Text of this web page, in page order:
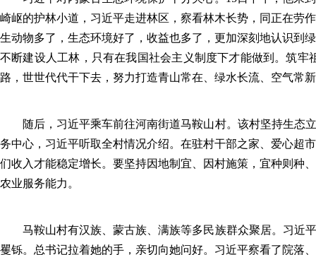
崎岖的护林小道，习近平走进林区，察看林木长势，同正在劳
生动物多了，生态环境好了，收益也多了，更加深刻地认识到
不断建设人工林，只有在我国社会主义制度下才能做到。筑
路，世世代代干下去，努力打造青山常在、绿水长流、空气常
随后，习近平乘车前往河南街道马鞍山村。该村坚持生态立
务中心，习近平听取全村情况介绍。在驻村干部之家、爱心超
们收入才能稳定增长。要坚持因地制宜、因村施策，宜种则种
农业服务能力。
马鞍山村有汉族、蒙古族、满族等多民族群众聚居。习近平
矍铄。总书记拉着她的手，亲切向她问好。习近平察看了院落